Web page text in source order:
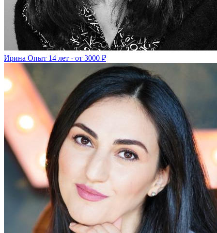
Ирина Опыт 14 лет · от 3000 ₽